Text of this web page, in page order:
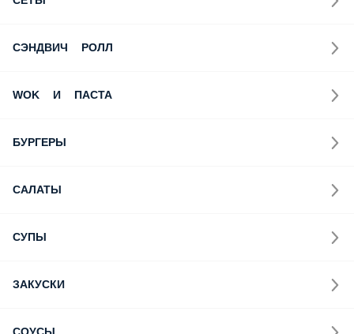
СЭНДВИЧ РОЛЛ
WOK И ПАСТА
БУРГЕРЫ
САЛАТЫ
СУПЫ
ЗАКУСКИ
СОУСЫ